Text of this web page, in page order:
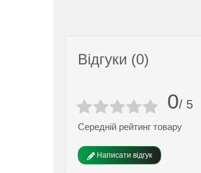
Відгуки (0)
0/ 5
Середній рейтинг товару
Написати відгук